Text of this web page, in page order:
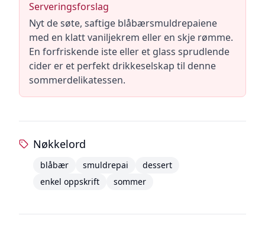
Serveringsforslag
Nyt de søte, saftige blåbærsmuldrepaiene
med en klatt vaniljekrem eller en skje rømme.
En forfriskende iste eller et glass sprudlende
cider er et perfekt drikkeselskap til denne
sommerdelikatessen.
Nøkkelord
blåbær smuldrepai
dessert
enkel oppskrift
sommer